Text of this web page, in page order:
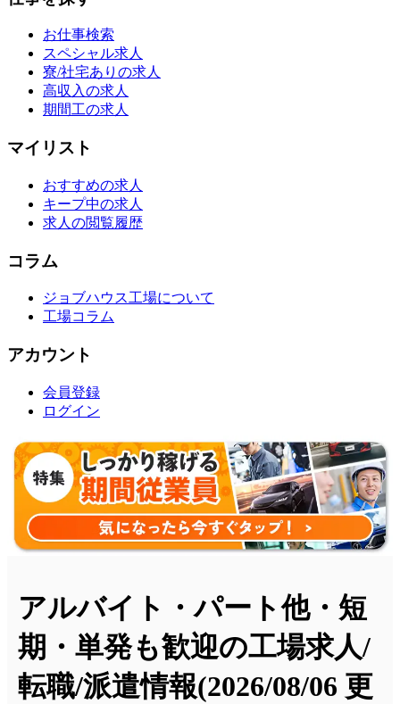
お仕事検索
スペシャル求人
寮/社宅ありの求人
高収入の求人
期間工の求人
マイリスト
おすすめの求人
キープ中の求人
求人の閲覧履歴
コラム
ジョブハウス工場について
工場コラム
アカウント
会員登録
ログイン
アルバイト・パート他・短
期・単発も歓迎の工場求人/
転職/派遣情報(2026/08/06 更